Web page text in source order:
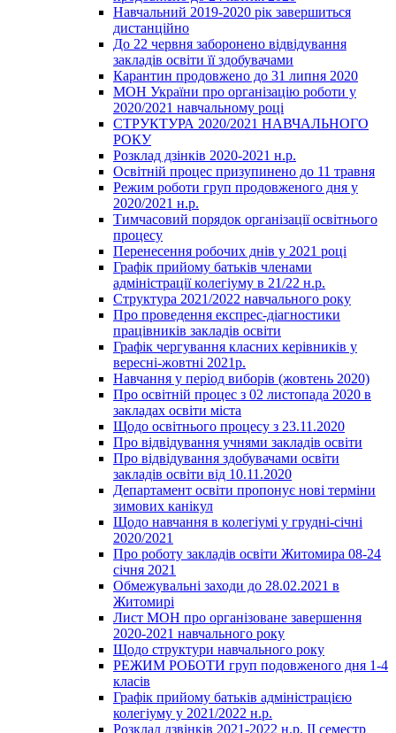
Навчальний 2019-2020 рік завершиться
дистанційно
До 22 червня заборонено відвідування
закладів освіти її здобувачами
Карантин продовжено до 31 липня 2020
МОН України про організацію роботи у
2020/2021 навчальному році
СТРУКТУРА 2020/2021 НАВЧАЛЬНОГО
РОКУ
Розклад дзінків 2020-2021 н.р.
Освітній процес призупинено до 11 травня
Режим роботи груп продовженого дня у
2020/2021 н.р.
Тимчасовий порядок організації освітнього
процесу
Перенесення робочих днів у 2021 році
Графік прийому батьків членами
адміністрації колегіуму в 21/22 н.р.
Структура 2021/2022 навчального року
Про проведення експрес-діагностики
працівників закладів освіти
Графік чергування класних керівників у
вересні-жовтні 2021р.
Навчання у період виборів (жовтень 2020)
Про освітній процес з 02 листопада 2020 в
закладах освіти міста
Щодо освітнього процесу з 23.11.2020
Про відвідування учнями закладів освіти
Про відвідування здобувачами освіти
закладів освіти від 10.11.2020
Департамент освіти пропонує нові терміни
зимових канікул
Щодо навчання в колегіумі у грудні-січні
2020/2021
Про роботу закладів освіти Житомира 08-24
січня 2021
Обмежувальні заходи до 28.02.2021 в
Житомирі
Лист МОН про організоване завершення
2020-2021 навчального року
Щодо структури навчального року
РЕЖИМ РОБОТИ груп подовженого дня 1-4
класів
Графік прийому батьків адміністрацією
колегіуму у 2021/2022 н.р.
Розклад дзвінків 2021-2022 н.р. ІІ семестр